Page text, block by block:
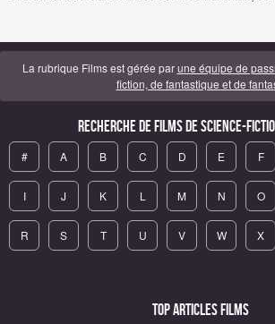
La rubrique Films est gérée parune équipe de
fiction, de fantastique et de
Recherche de Films de science-
# A B C D E F
I J K L M N O
R S T U V W X
Top articles Films